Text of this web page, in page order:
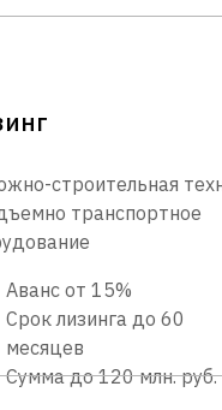
строительная
транспортное
Аванс от 15%
Срок лизинга до 60
месяцев
Сумма до 120 млн. руб.